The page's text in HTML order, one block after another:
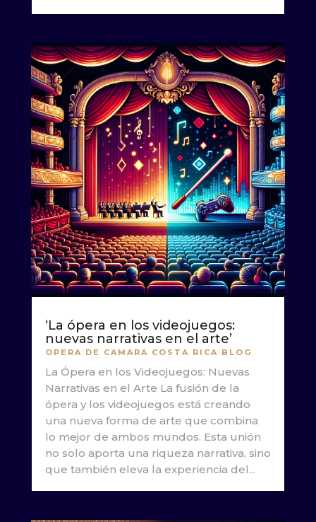
‘La ópera en los videojuegos:
nuevas narrativas en el arte’
OPERA DE CAMARA COSTA RICA BLOG
La Ópera en los Videojuegos: Nuevas
Narrativas en el Arte La fusión de la
ópera y los videojuegos está creando
una nueva forma de arte que combina
lo mejor de ambos mundos. Esta unión
no solo aporta una riqueza narrativa, sino
que también eleva la experiencia del...